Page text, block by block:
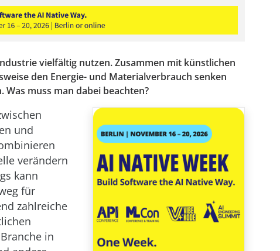
vielfältig nutzen. Zusammen mit künstlichen
den Energie- und Materialverbrauch senken
muss man dabei beachten?
und
verändern
kann
für
zahlreiche
in